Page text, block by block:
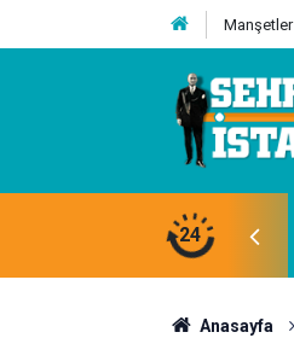
Manşetler
24
Anasayfa